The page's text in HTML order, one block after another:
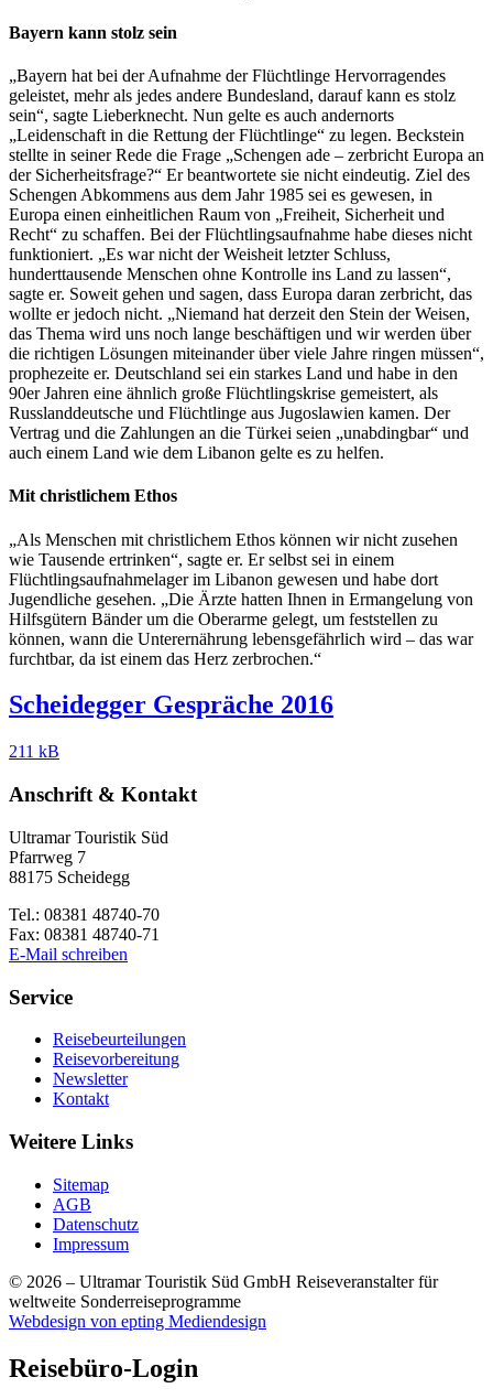
Bayern kann stolz sein
„Bayern hat bei der Aufnahme der Flüchtlinge Hervorragendes
geleistet, mehr als jedes andere Bundesland, darauf kann es stolz
sein“, sagte Lieberknecht. Nun gelte es auch andernorts
„Leidenschaft in die Rettung der Flüchtlinge“ zu legen. Beckstein
stellte in seiner Rede die Frage „Schengen ade – zerbricht Europa an
der Sicherheitsfrage?“ Er beantwortete sie nicht eindeutig. Ziel des
Schengen Abkommens aus dem Jahr 1985 sei es gewesen, in
Europa einen einheitlichen Raum von „Freiheit, Sicherheit und
Recht“ zu schaffen. Bei der Flüchtlingsaufnahme habe dieses nicht
funktioniert. „Es war nicht der Weisheit letzter Schluss,
hunderttausende Menschen ohne Kontrolle ins Land zu lassen“,
sagte er. Soweit gehen und sagen, dass Europa daran zerbricht, das
wollte er jedoch nicht. „Niemand hat derzeit den Stein der Weisen,
das Thema wird uns noch lange beschäftigen und wir werden über
die richtigen Lösungen miteinander über viele Jahre ringen müssen“,
prophezeite er. Deutschland sei ein starkes Land und habe in den
90er Jahren eine ähnlich große Flüchtlingskrise gemeistert, als
Russlanddeutsche und Flüchtlinge aus Jugoslawien kamen. Der
Vertrag und die Zahlungen an die Türkei seien „unabdingbar“ und
auch einem Land wie dem Libanon gelte es zu helfen.
Mit christlichem Ethos
„Als Menschen mit christlichem Ethos können wir nicht zusehen
wie Tausende ertrinken“, sagte er. Er selbst sei in einem
Flüchtlingsaufnahmelager im Libanon gewesen und habe dort
Jugendliche gesehen. „Die Ärzte hatten Ihnen in Ermangelung von
Hilfsgütern Bänder um die Oberarme gelegt, um feststellen zu
können, wann die Unterernährung lebensgefährlich wird – das war
furchtbar, da ist einem das Herz zerbrochen.“
Scheidegger Gespräche 2016
211 kB
Anschrift & Kontakt
Ultramar Touristik Süd
Pfarrweg 7
88175 Scheidegg
Tel.: 08381 48740-70
Fax: 08381 48740-71
E-Mail schreiben
Service
Reisebeurteilungen
Reisevorbereitung
Newsletter
Kontakt
Weitere Links
Sitemap
AGB
Datenschutz
Impressum
© 2026 – Ultramar Touristik Süd GmbH Reiseveranstalter für
weltweite Sonderreiseprogramme
Webdesign von epting Mediendesign
Reisebüro-Login